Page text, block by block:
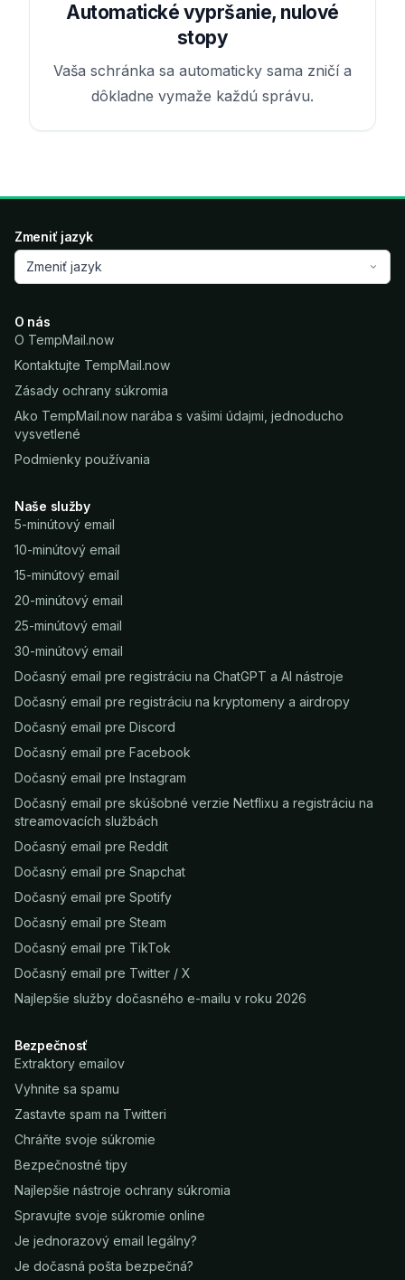
Automatické vypršanie, nulové
stopy
Vaša schránka sa automaticky sama zničí a
dôkladne vymaže každú správu.
Zmeniť jazyk
Zmeniť jazyk
O nás
O TempMail.now
Kontaktujte TempMail.now
Zásady ochrany súkromia
Ako TempMail.now narába s vašimi údajmi, jednoducho
vysvetlené
Podmienky používania
Naše služby
5-minútový email
10-minútový email
15-minútový email
20-minútový email
25-minútový email
30-minútový email
Dočasný email pre registráciu na ChatGPT a AI nástroje
Dočasný email pre registráciu na kryptomeny a airdropy
Dočasný email pre Discord
Dočasný email pre Facebook
Dočasný email pre Instagram
Dočasný email pre skúšobné verzie Netflixu a registráciu na
streamovacích službách
Dočasný email pre Reddit
Dočasný email pre Snapchat
Dočasný email pre Spotify
Dočasný email pre Steam
Dočasný email pre TikTok
Dočasný email pre Twitter / X
Najlepšie služby dočasného e-mailu v roku 2026
Bezpečnosť
Extraktory emailov
Vyhnite sa spamu
Zastavte spam na Twitteri
Chráňte svoje súkromie
Bezpečnostné tipy
Najlepšie nástroje ochrany súkromia
Spravujte svoje súkromie online
Je jednorazový email legálny?
Je dočasná pošta bezpečná?